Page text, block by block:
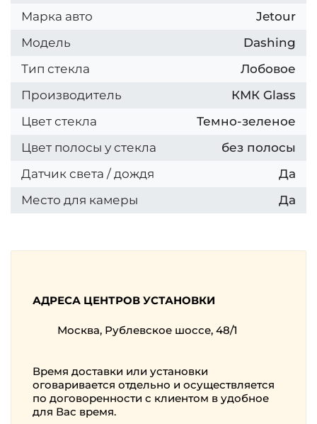
Марка авто
Jetour
Модель
Dashing
Тип стекла
Лобовое
Производитель
КМК Glass
Цвет стекла
Темно-зеленое
Цвет полосы у стекла
без полосы
Датчик света / дождя
Да
Место для камеры
Да
АДРЕСА ЦЕНТРОВ УСТАНОВКИ
Москва, Рублевское шоссе, 48/1
Время доставки или установки
оговаривается отдельно и осуществляется
по договоренности с клиентом в удобное
для Вас время.